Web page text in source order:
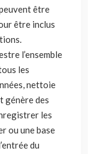
être
être inclus
l’ensemble
les
nettoie
génère des
les
ou une base
du